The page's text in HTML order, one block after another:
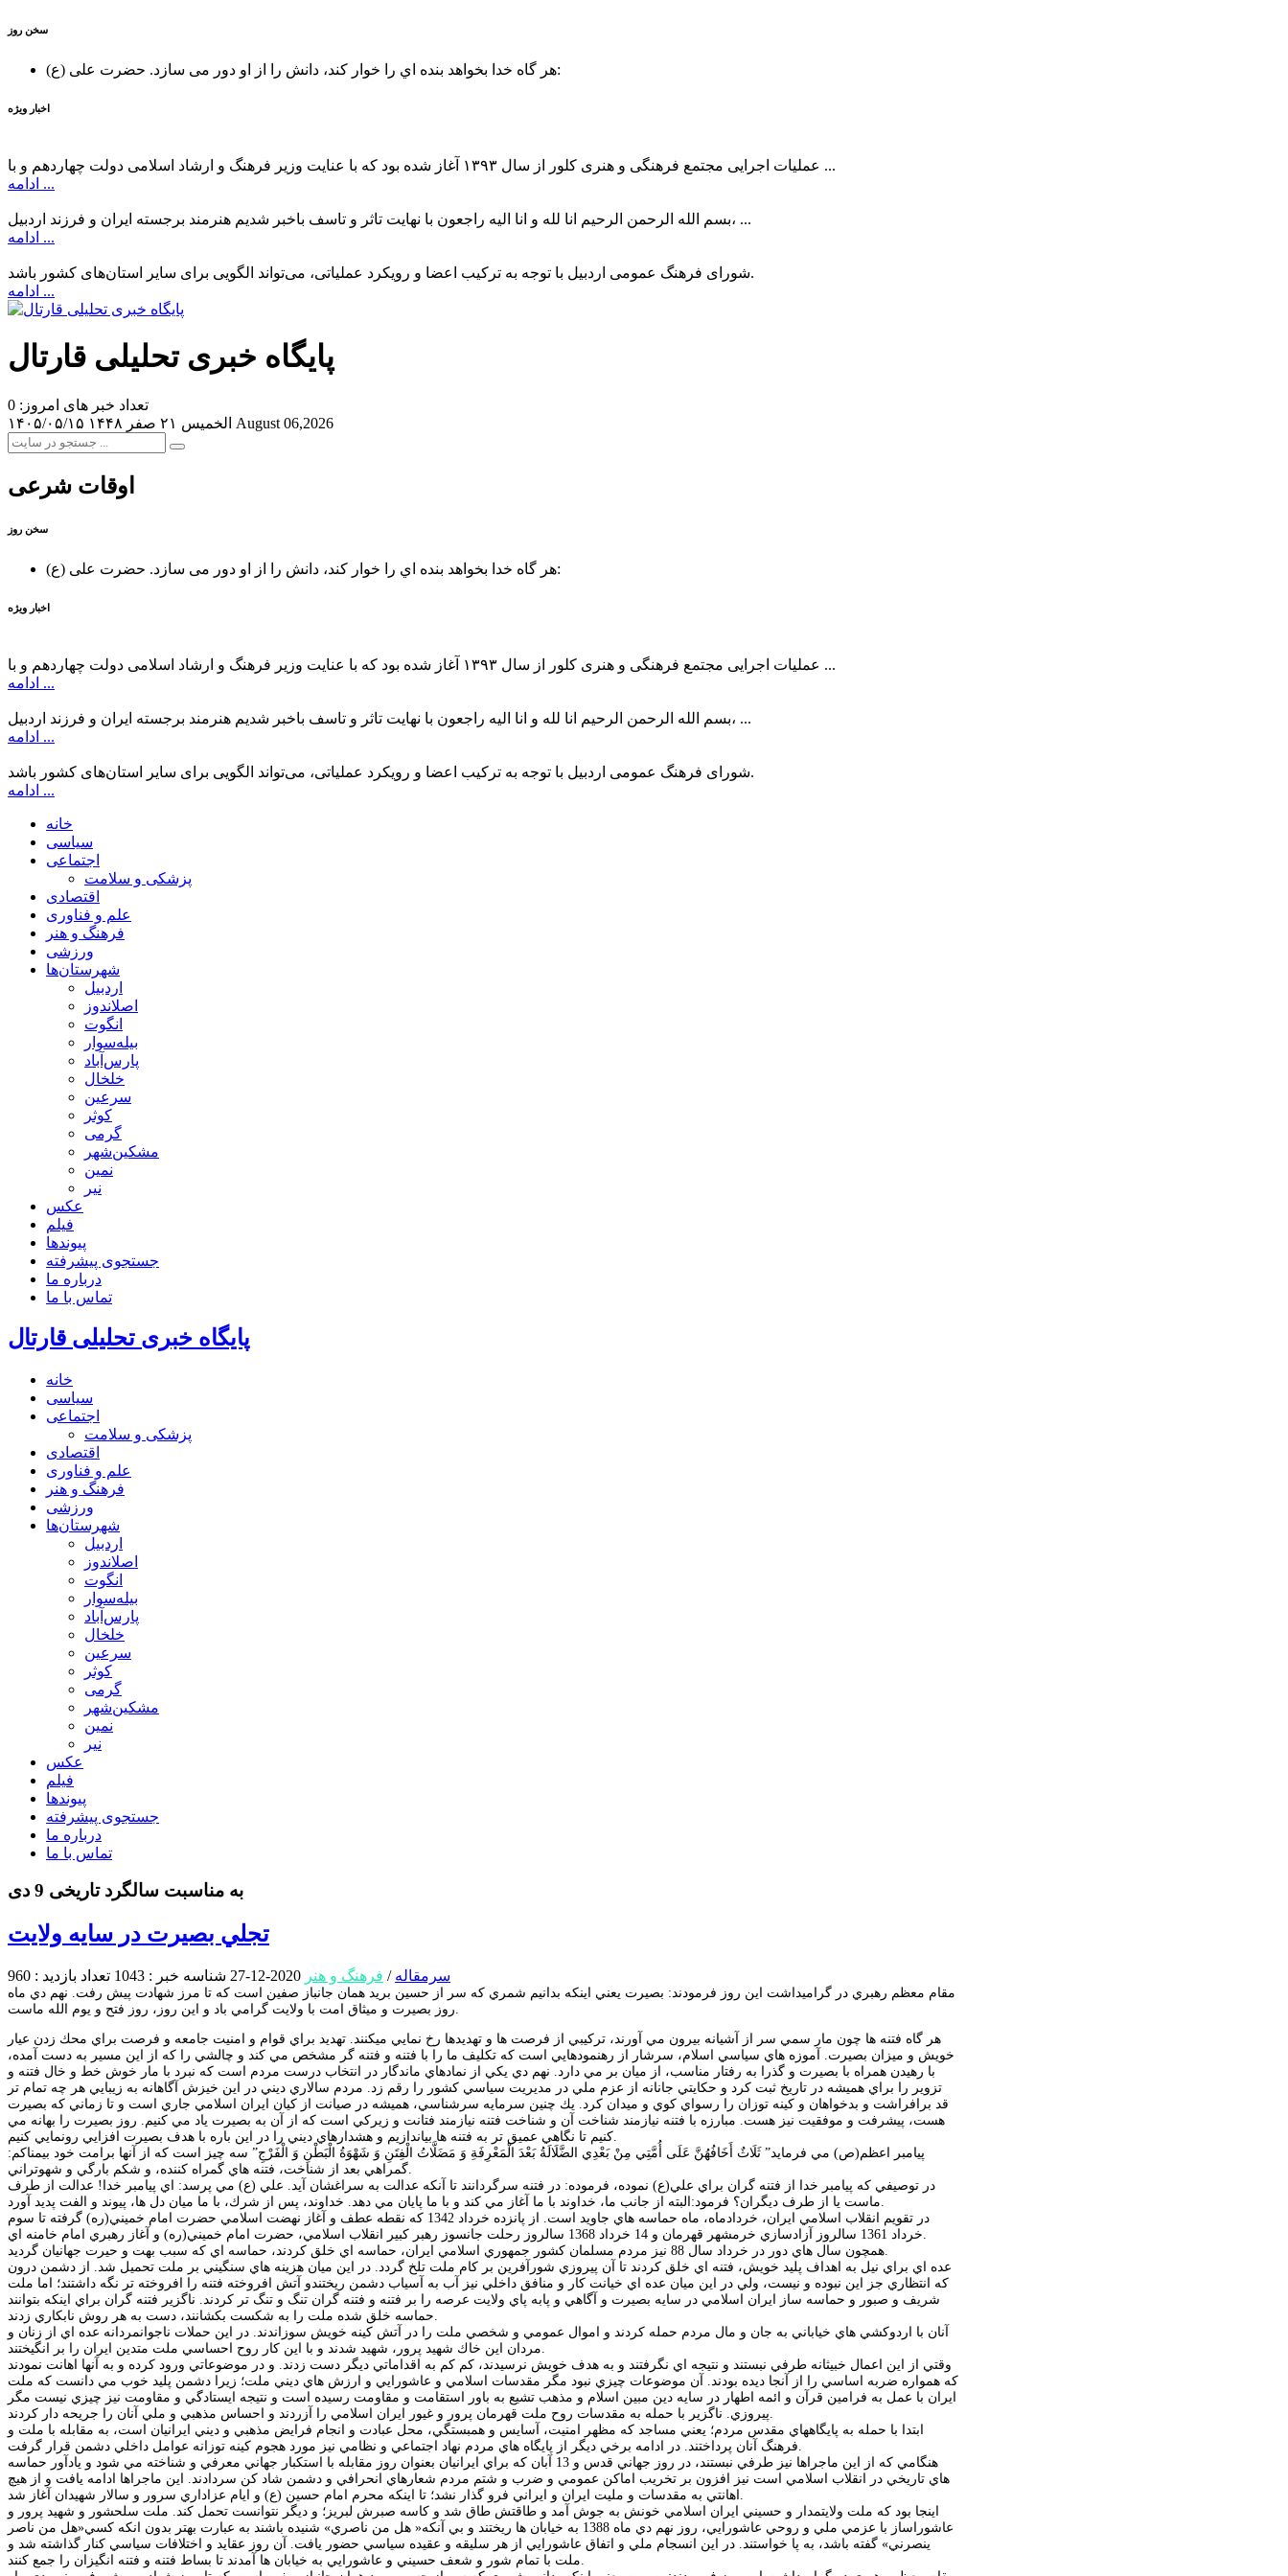
سخن روز
هر گاه خدا بخواهد بنده اي را خوار كند، دانش را از او دور می سازد.حضرت علی (ع):
اخبار ویژه
عملیات اجرایی مجتمع فرهنگی و هنری کلور از سال ۱۳۹۳ آغاز شده بود که با عنایت وزیر فرهنگ و ارشاد اسلامی دولت چهاردهم و با ...
ادامه ...
بسم الله الرحمن الرحیم انا لله و انا الیه راجعون با نهایت تاثر و تاسف باخبر شدیم هنرمند برجسته ایران و فرزند اردبیل، ...
ادامه ...
شورای فرهنگ عمومی اردبیل با توجه به ترکیب اعضا و رویکرد عملیاتی، می‌تواند الگویی برای سایر استان‌های کشور باشد.
ادامه ...
پایگاه خبری تحلیلی قارتال
تعداد خبر های امروز: 0
۱۴۰۵/۰۵/۱۵
الخميس ۲۱ صفر ۱۴۴۸ August 06,2026
اوقات شرعی
سخن روز
هر گاه خدا بخواهد بنده اي را خوار كند، دانش را از او دور می سازد.حضرت علی (ع):
اخبار ویژه
عملیات اجرایی مجتمع فرهنگی و هنری کلور از سال ۱۳۹۳ آغاز شده بود که با عنایت وزیر فرهنگ و ارشاد اسلامی دولت چهاردهم و با ...
ادامه ...
بسم الله الرحمن الرحیم انا لله و انا الیه راجعون با نهایت تاثر و تاسف باخبر شدیم هنرمند برجسته ایران و فرزند اردبیل، ...
ادامه ...
شورای فرهنگ عمومی اردبیل با توجه به ترکیب اعضا و رویکرد عملیاتی، می‌تواند الگویی برای سایر استان‌های کشور باشد.
ادامه ...
خانه
سیاسی
اجتماعی
پزشکی و سلامت
اقتصادی
علم و فناوری
فرهنگ و هنر
ورزشی
شهرستان‌ها
اردبیل
اصلاندوز
انگوت
بیله‌سوار
پارس‌آباد
خلخال
سرعین
کوثر
گرمی
مشکین‌شهر
نمین
نیر
عکس
فیلم
پیوندها
جستجوی پیشرفته
درباره ما
تماس با ما
پایگاه خبری تحلیلی قارتال
خانه
سیاسی
اجتماعی
پزشکی و سلامت
اقتصادی
علم و فناوری
فرهنگ و هنر
ورزشی
شهرستان‌ها
اردبیل
اصلاندوز
انگوت
بیله‌سوار
پارس‌آباد
خلخال
سرعین
کوثر
گرمی
مشکین‌شهر
نمین
نیر
عکس
فیلم
پیوندها
جستجوی پیشرفته
درباره ما
تماس با ما
به مناسبت سالگرد تاریخی 9 دی
تجلي بصيرت در سايه ولايت
سرمقاله / فرهنگ و هنر 2020-12-27 شناسه خبر : 1043 تعداد بازدید : 960
مقام معظم رهبري در گراميداشت اين روز فرمودند: بصيرت يعني اينكه بدانيم شمري كه سر از حسين بريد همان جانباز صفين است كه تا مرز شهادت پيش رفت. نهم دي ماه
هر گاه فتنه ها چون مار سمي سر از آشيانه بيرون مي آورند، تركيبي از فرصت ها و تهديدها رخ نمايي ميكنند. تهديد براي قوام و امنيت جامعه و فرصت براي محك زدن عيار
خويش و ميزان بصيرت. آموزه هاي سياسي اسلام، سرشار از رهنمودهايي است كه تكليف ما را با فتنه و فتنه گر مشخص مي كند و چالشي را كه از اين مسير به دست آمده،
با رهيدن همراه با بصيرت و گذرا به رفتار مناسب، از ميان بر مي دارد. نهم دي يكي از نمادهاي ماندگار در انتخاب درست مردم است كه نبرد با مار خوش خط و خال فتنه و
تزوير را براي هميشه در تاريخ ثبت كرد و حكايتي جانانه از عزم ملي در مديريت سياسي كشور را رقم زد. مردم سالاري ديني در اين خيزش آگاهانه به زيبايي هر چه تمام تر
قد برافراشت و بدخواهان و كينه توزان را رسواي كوي و ميدان كرد. يك چنين سرمايه سرشناسي، هميشه در صيانت از كيان ايران اسلامي جاري است و تا زماني كه بصيرت
هست، پيشرفت و موفقيت نيز هست. مبارزه با فتنه نيازمند شناخت آن و شناخت فتنه نيازمند فتانت و زيركي است كه از آن به بصيرت ياد مي كنيم. روز بصيرت را بهانه مي
پيامبر اعظم(ص) مي فرمايد” ثَلَاثٌ أَخَافُهُنَّ عَلَى أُمَّتِي مِنْ بَعْدِي الضَّلَالَةُ بَعْدَ الْمَعْرِفَةِ وَ مَضَلَّاتُ الْفِتَنِ وَ شَهْوَةُ الْبَطْنِ وَ الْفَرْجِ” سه چيز است كه از آنها برامت خود بيمناكم:
در توصيفي كه پيامبر خدا از فتنه گران براي علي(ع) نموده، فرموده: در فتنه سرگردانند تا آنكه عدالت به سراغشان آيد. علي (ع) مي پرسد: اي پيامبر خدا! عدالت از طرف
در تقويم انقلاب اسلامي ايران، خردادماه، ماه حماسه هاي جاويد است. از پانزده خرداد 1342 كه نقطه عطف و آغاز نهضت اسلامي حضرت امام خميني(ره) گرفته تا سوم
عده اي براي نيل به اهداف پليد خويش، فتنه اي خلق كردند تا آن پيروزي شورآفرين بر كام ملت تلخ گردد. در اين ميان هزينه هاي سنگيني بر ملت تحميل شد. از دشمن درون
كه انتظاري جز اين نبوده و نيست، ولي در اين ميان عده اي خيانت كار و منافق داخلي نيز آب به آسياب دشمن ريختندو آتش افروخته فتنه را افروخته تر نگه داشتند؛ اما ملت
شريف و صبور و حماسه ساز ايران اسلامي در سايه بصيرت و آگاهي و پابه پاي ولايت عرصه را بر فتنه و فتنه گران تنگ و تنگ تر كردند. ناگزير فتنه گران براي اينكه بتوانند
آنان با اردوكشي هاي خياباني به جان و مال مردم حمله كردند و اموال عمومي و شخصي ملت را در آتش كينه خويش سوزاندند. در اين حملات ناجوانمردانه عده اي از زنان و
وقتي از اين اعمال خبيثانه طرفي نبستند و نتيجه اي نگرفتند و به هدف خويش نرسيدند، كم كم به اقداماتي ديگر دست زدند. و در موضوعاتي ورود كرده و به آنها اهانت نمودند
كه همواره ضربه اساسي را از آنجا ديده بودند. آن موضوعات چيزي نبود مگر مقدسات اسلامي و عاشورايي و ارزش هاي ديني ملت؛ زيرا دشمن پليد خوب مي دانست كه ملت
ايران با عمل به فرامين قرآن و ائمه اطهار در سايه دين مبين اسلام و مذهب تشيع به باور استقامت و مقاومت رسيده است و نتيجه ايستادگي و مقاومت نيز چيزي نيست مگر
ابتدا با حمله به پايگاههاي مقدس مردم؛ يعني مساجد كه مظهر امنيت، آسايس و همبستگي، محل عبادت و انجام فرايض مذهبي و ديني ايرانيان است، به مقابله با ملت و
هنگامي كه از اين ماجراها نيز طرفي نبستند، در روز جهاني قدس و 13 آبان كه براي ايرانيان بعنوان روز مقابله با استكبار جهاني معرفي و شناخته مي شود و يادآور حماسه
هاي تاريخي در انقلاب اسلامي است نيز افزون بر تخريب اماكن عمومي و ضرب و شتم مردم شعارهاي انحرافي و دشمن شاد كن سردادند. اين ماجراها ادامه يافت و از هيچ
اينجا بود كه ملت ولايتمدار و حسيني ايران اسلامي خونش به جوش آمد و طاقتش طاق شد و كاسه صبرش لبريز؛ و ديگر نتوانست تحمل كند. ملت سلحشور و شهيد پرور و
عاشوراساز با عزمي ملي و روحي عاشورايي، روز نهم دي ماه 1388 به خيابان ها ريختند و بي آنكه« هل من ناصري» شنيده باشند به عبارت بهتر بدون انكه كسي«هل من ناصر
ينصرني» گفته باشد، به پا خواستند. در اين انسجام ملي و اتفاق عاشورايي از هر سليقه و عقيده سياسي حضور يافت. آن روز عقايد و اختلافات سياسي كنار گذاشته شد و